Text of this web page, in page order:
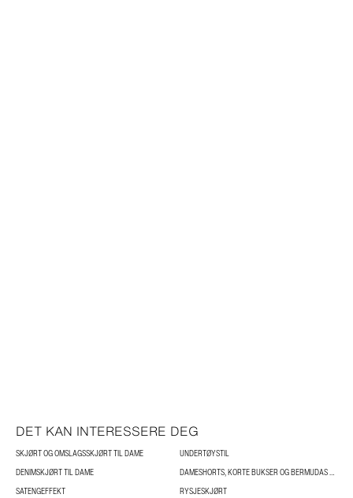
DET KAN INTERESSERE DEG
SKJØRT OG OMSLAGSSKJØRT TIL DAME
UNDERTØYSTIL
DENIMSKJØRT TIL DAME
DAMESHORTS, KORTE BUKSER OG BERMUDAS TIL DAME
SATENGEFFEKT
RYSJESKJØRT